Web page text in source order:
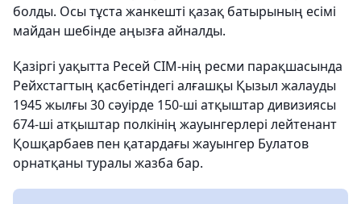
болды. Осы тұста жанкешті қазақ батырының есімі
майдан шебінде аңызға айналды.
Қазіргі уақытта Ресей СІМ-нің ресми парақшасында
Рейхстагтың қасбетіндегі алғашқы Қызыл жалауды
1945 жылғы 30 сәуірде 150-ші атқыштар дивизиясы
674-ші атқыштар полкінің жауынгерлері лейтенант
Қошқарбаев пен қатардағы жауынгер Булатов
орнатқаны туралы жазба бар.